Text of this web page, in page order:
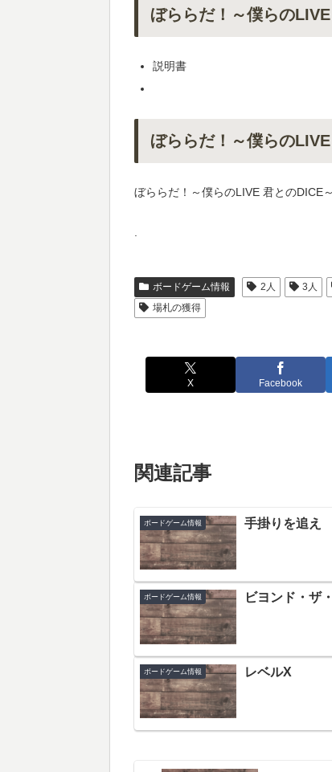
ぼららだ！～僕らの
説明書
ぼららだ！～僕らの
ぼららだ！～僕らのLIVE 君とのDICE
.
ボードゲーム情報 2人 3人
場札の獲得
X Facebook
関連記事
ボードゲーム情報 手掛りを追え
ボードゲーム情報 ビヨンド・ザ
ボードゲーム情報 レベルX